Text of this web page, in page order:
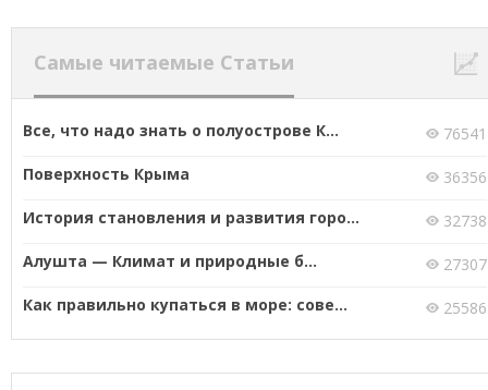
Самые читаемые Статьи
Все, что надо знать о полуострове К...
76541
Поверхность Крыма
36356
История становления и развития горо...
32738
Алушта — Климат и природные б...
27307
Как правильно купаться в море: сове...
25586